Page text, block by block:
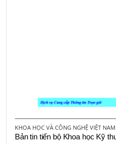
KHOA HỌC VÀ CÔNG NGHỆ VIỆT NAM
Bản tin tiến bộ Khoa học Kỹ